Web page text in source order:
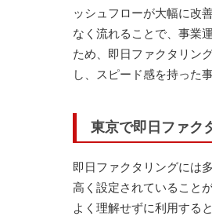
ッシュフローが大幅に改
なく流れることで、事業
ため、即日ファクタリン
し、スピード感を持った
東京で即日ファク
即日ファクタリングには
高く設定されていること
よく理解せずに利用する